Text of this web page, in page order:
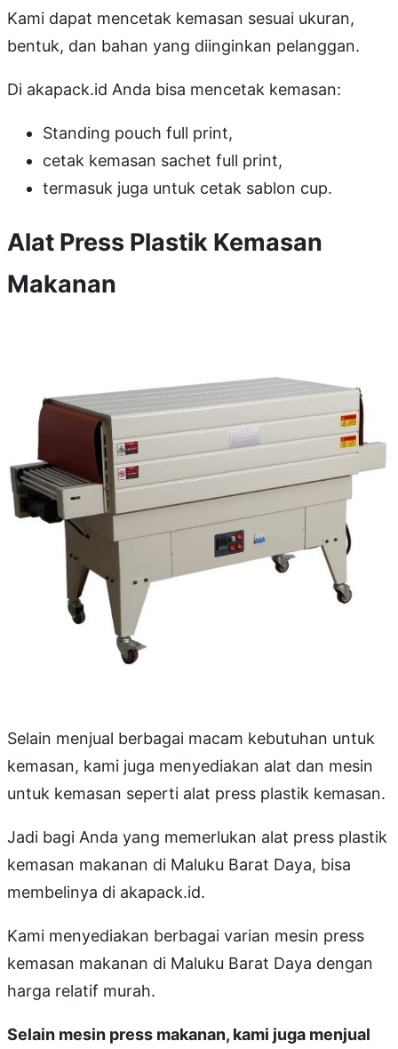
Kami dapat mencetak kemasan sesuai ukuran,
bentuk, dan bahan yang diinginkan pelanggan.
Di akapack.id Anda bisa mencetak kemasan:
Standing pouch full print,
cetak kemasan sachet full print,
termasuk juga untuk cetak sablon cup.
Alat Press Plastik Kemasan
Makanan
Selain menjual berbagai macam kebutuhan untuk
kemasan, kami juga menyediakan alat dan mesin
untuk kemasan seperti alat press plastik kemasan.
Jadi bagi Anda yang memerlukan alat press plastik
kemasan makanan di Maluku Barat Daya, bisa
membelinya di akapack.id.
Kami menyediakan berbagai varian mesin press
kemasan makanan di Maluku Barat Daya dengan
harga relatif murah.
Selain mesin press makanan, kami juga menjual